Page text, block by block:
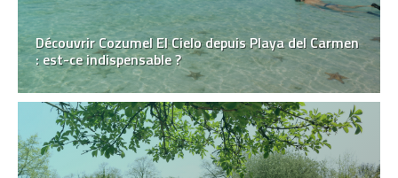
Découvrir Cozumel El Cielo depuis Playa del Carmen
: est-ce indispensable ?